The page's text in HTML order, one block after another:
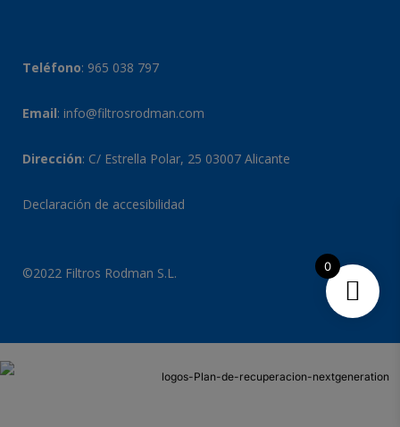
Teléfono: 965 038 797
Email: info@filtrosrodman.com
Dirección: C/ Estrella Polar, 25 03007 Alicante
Declaración de accesibilidad
©2022 Filtros Rodman S.L. 0